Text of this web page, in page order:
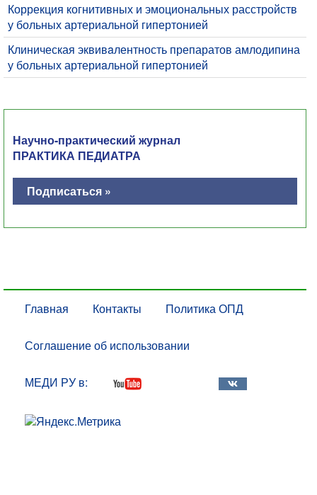
Коррекция когнитивных и эмоциональных расстройств
у больных артериальной гипертонией
Клиническая эквивaлентность препаратов амлодипина
у больных артериaльной гипертонией
Научно-практический журнал
ПРАКТИКА ПЕДИАТРА
Подписаться »
Главная Контакты Политика ОПД
Соглашение об использовании
МЕДИ РУ в: